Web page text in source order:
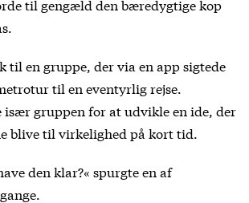
til gengæld den bæredygtige kop
til en gruppe, der via en app sigtede
til en eventyrlig rejse.
især gruppen for at udvikle en ide, der
blive til virkelighed på kort tid.
den klar?« spurgte en af